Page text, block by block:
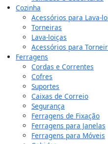
Cozinha
Acessórios para Lava-
Torneiras
Lava-loiças
Acessórios para
Ferragens
Cordas e Correntes
Cofres
Suportes
Caixas de Correio
Segurança
Ferragens de Fixação
Ferragens para Janelas
Ferragens para Móveis